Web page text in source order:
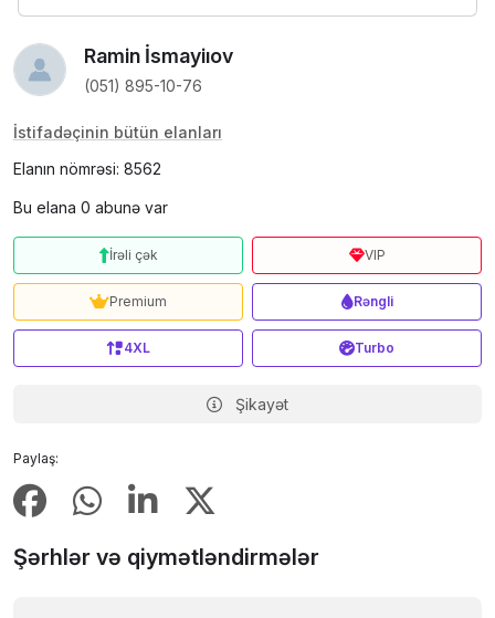
Ramin İsmayiıov
(051) 895-10-76
İstifadəçinin bütün elanları
Elanın nömrəsi: 8562
Bu elana 0 abunə var
Paylaş:
İrəli çək VIP
Premium Rəngli
4XL Turbo
Şikayət
Şərhlər və qiymətləndirmələr